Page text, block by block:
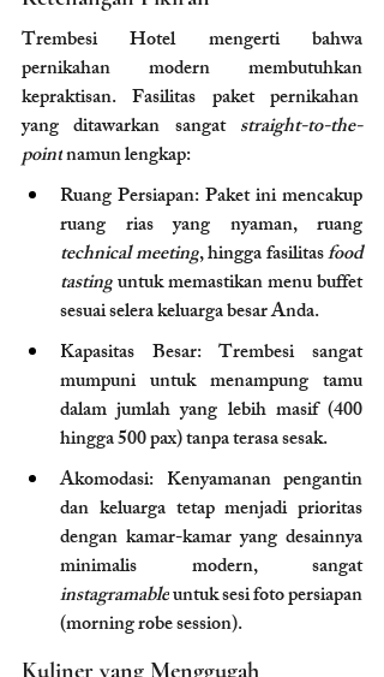
Trembesi Hotel mengerti bahwa
pernikahan modern membutuhkan
kepraktisan. Fasilitas paket pernikahan
yang ditawarkan sangat straight-to-the-
point namun lengkap:
Ruang Persiapan: Paket ini mencakup
technical meeting, hingga fasilitas food
tasting untuk memastikan menu buffet
sesuai selera keluarga besar Anda.
Kapasitas Besar: Trembesi sangat
mumpuni untuk menampung tamu
dalam jumlah yang lebih masif (400
hingga 500 pax) tanpa terasa sesak.
Akomodasi: Kenyamanan pengantin
dan keluarga tetap menjadi prioritas
dengan kamar-kamar yang desainnya
minimalis modern, sangat
instagramable untuk sesi foto persiapan
(morning robe session).